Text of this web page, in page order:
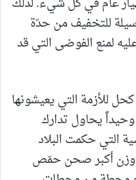
للتخفيف من حدّة
لمنع الفوضى التي قد
للأزمة التي يعيشونها
يحاول تدارك
التي حكمت البلاد
وزن أكبر صحن حمّص